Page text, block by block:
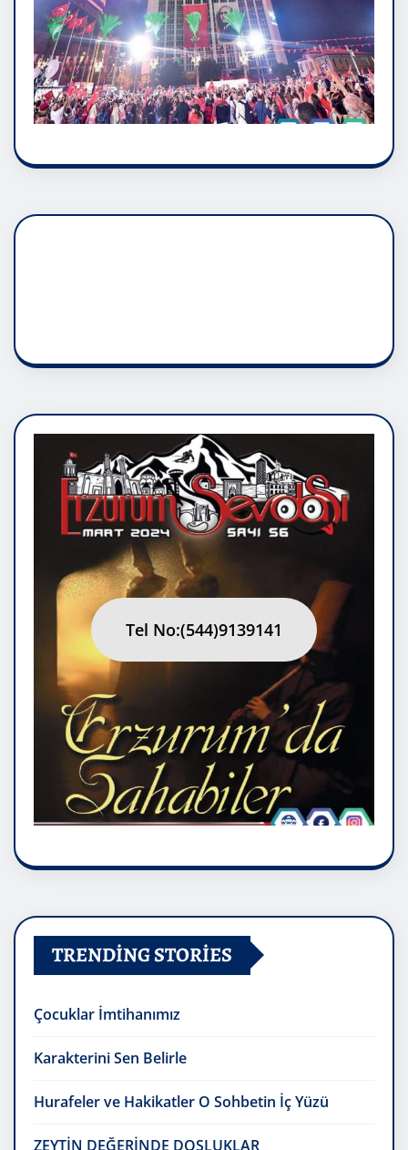
Tel No:(544)9139141
TRENDING STORIES
Çocuklar İmtihanımız
Karakterini Sen Belirle
Hurafeler ve Hakikatler O Sohbetin İç Yüzü
ZEYTİN DEĞERİNDE DOSLUKLAR